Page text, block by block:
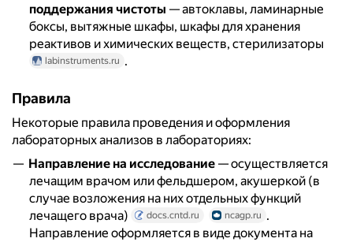
поддержания чистоты — автоклавы, ламинарные
боксы, вытяжные шкафы, шкафы для хранения
реактивов и химических веществ, стерилизаторы
labinstruments.ru .
Правила
Некоторые правила проведения и оформления
лабораторных анализов в лабораториях:
Направление на исследование — осуществляется
лечащим врачом или фельдшером, акушеркой (в
случае возложения на них отдельных функций
лечащего врача)
docs.cntd.ru ncagp.ru .
Направление оформляется в виде документа на